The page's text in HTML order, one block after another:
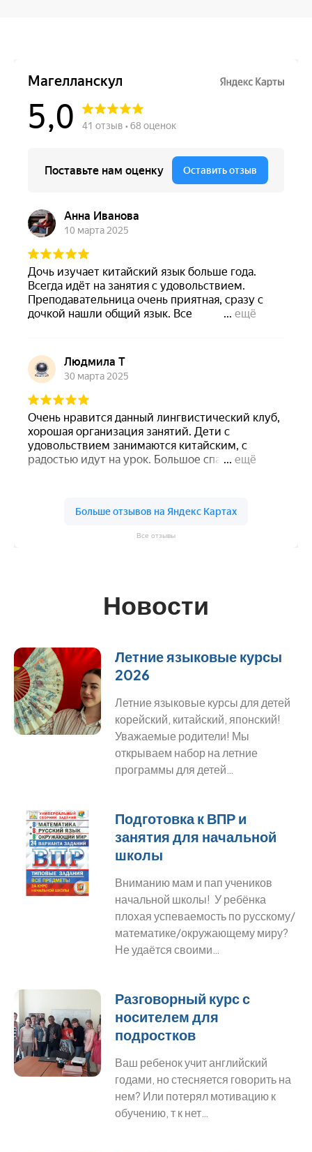
Все отзывы
Новости
Летние языковые курсы
2026
Летние языковые курсы для детей
корейский, китайский, японский!
Уважаемые родители! Мы
открываем набор на летние
программы для детей…
Подготовка к ВПР и
занятия для начальной
школы
Вниманию мам и пап учеников
начальной школы! У ребёнка
плохая успеваемость по русскому/
математике/окружающему миру?
Не удаётся своими…
Разговорный курс с
носителем для
подростков
Ваш ребенок учит английский
годами, но стесняется говорить на
нем? Или потерял мотивацию к
обучению, т к нет…